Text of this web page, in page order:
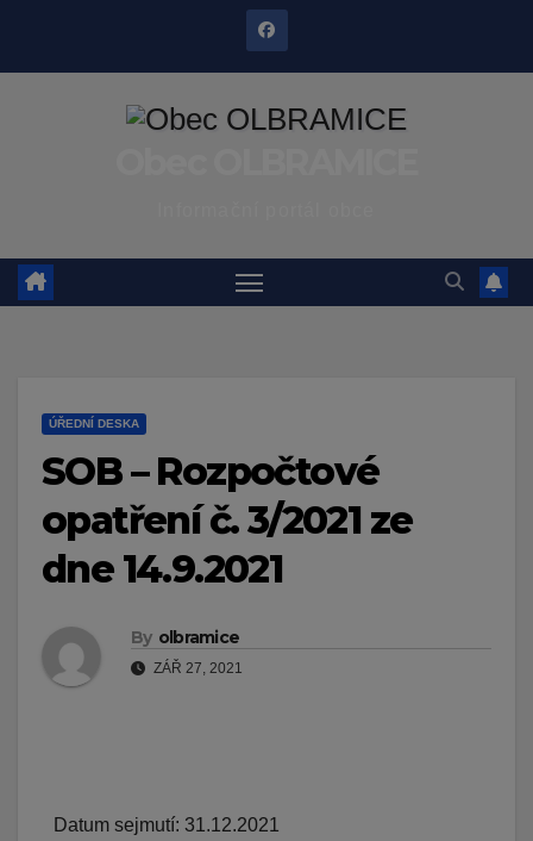
ÚŘEDNÍ DESKA
SOB – Rozpočtové
opatření č. 3/2021 ze
dne 14.9.2021
By olbramice
ZÁŘ 27, 2021
Datum sejmutí: 31.12.2021